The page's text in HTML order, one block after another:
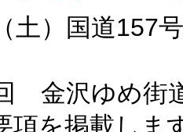
土）国道157
金沢ゆめ街
項を掲載しま